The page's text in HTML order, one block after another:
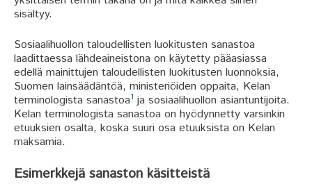
sisältyy.
Sosiaalihuollon taloudellisten luokitusten sanastoa
laadittaessa lähdeaineistona on käytetty pääasiassa
edellä mainittujen taloudellisten luokitusten luonnoksia,
Suomen lainsäädäntöä, ministeriöiden oppaita, Kelan
terminologista sanastoa1 ja sosiaalihuollon asiantuntijoita.
Kelan terminologista sanastoa on hyödynnetty varsinkin
etuuksien osalta, koska suuri osa etuuksista on Kelan
maksamia.
Esimerkkejä sanaston käsitteistä